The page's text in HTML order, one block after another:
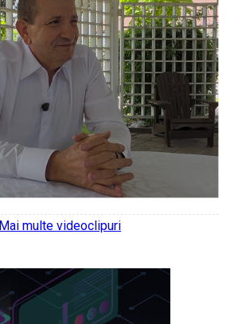
Mai multe videoclipuri